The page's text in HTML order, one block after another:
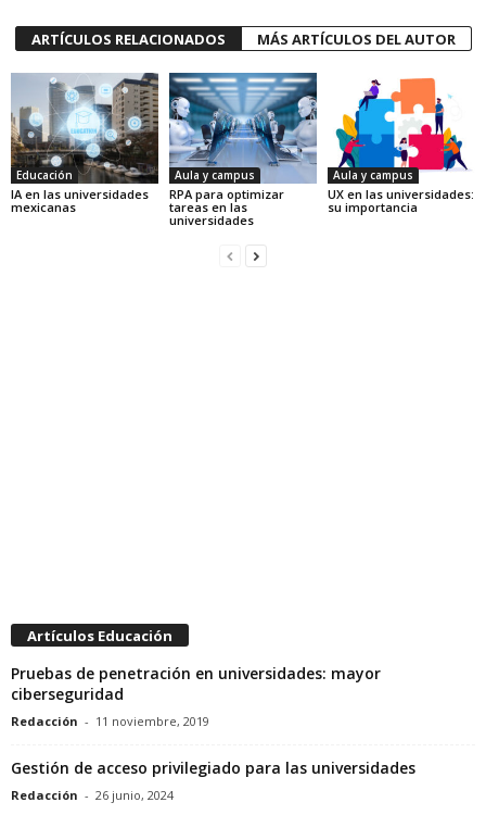
ARTÍCULOS RELACIONADOS MÁS ARTÍCULOS DEL AUTOR
Educación
IA en las universidades
mexicanas
Aula y campus
RPA para optimizar
tareas en las
universidades
Aula y campus
UX en las universidades:
su importancia
Artículos Educación
Pruebas de penetración en universidades: mayor
ciberseguridad
Redacción - 11 noviembre, 2019
Gestión de acceso privilegiado para las universidades
Redacción - 26 junio, 2024